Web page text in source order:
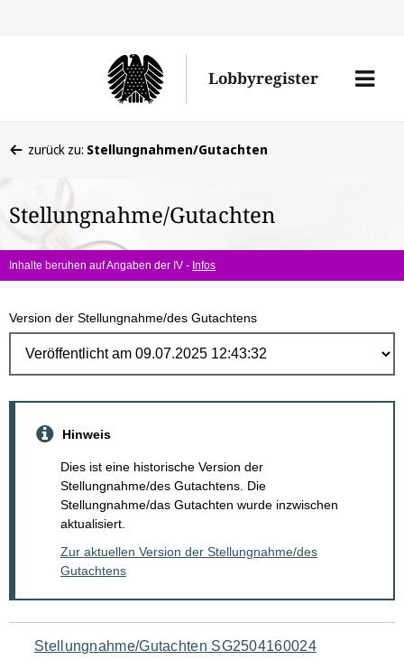
Lobbyregister
Menü
befinden
hier:
zurück zu: Stellungnahmen/Gutachten
Stellungnahme/Gutachten
Inhalte beruhen auf Angaben der IV - Infos
Version der Stellungnahme/des Gutachtens
Hinweis
Dies ist eine historische Version der
Stellungnahme/des Gutachtens. Die
Stellungnahme/das Gutachten wurde inzwischen
aktualisiert.
Zur aktuellen Version der Stellungnahme/des
Gutachtens
Navigation
Stellungnahme/Gutachten SG2504160024